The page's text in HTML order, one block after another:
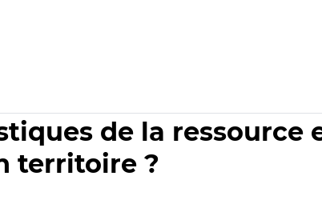
de la ressource
territoire ?